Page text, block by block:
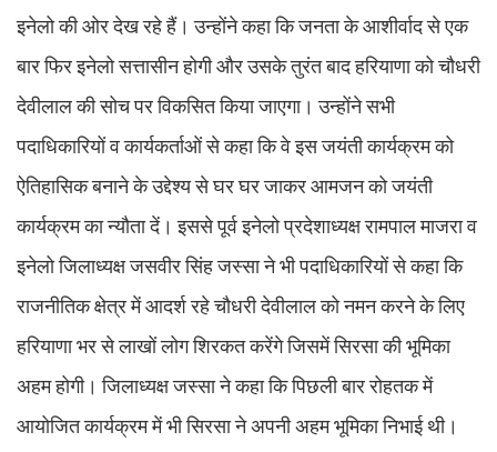
इनेलो की ओर देख रहे हैं। उन्होंने कहा कि जनता के आशीर्वाद से एक
बार फिर इनेलो सत्तासीन होगी और उसके तुरंत बाद हरियाणा को चौधरी
देवीलाल की सोच पर विकसित किया जाएगा। उन्होंने सभी
पदाधिकारियों व कार्यकर्ताओं से कहा कि वे इस जयंती कार्यक्रम को
ऐतिहासिक बनाने के उद्देश्य से घर घर जाकर आमजन को जयंती
कार्यक्रम का न्यौता दें। इससे पूर्व इनेलो प्रदेशाध्यक्ष रामपाल माजरा व
इनेलो जिलाध्यक्ष जसवीर सिंह जस्सा ने भी पदाधिकारियों से कहा कि
राजनीतिक क्षेत्र में आदर्श रहे चौधरी देवीलाल को नमन करने के लिए
हरियाणा भर से लाखों लोग शिरकत करेंगे जिसमें सिरसा की भूमिका
अहम होगी। जिलाध्यक्ष जस्सा ने कहा कि पिछली बार रोहतक में
आयोजित कार्यक्रम में भी सिरसा ने अपनी अहम भूमिका निभाई थी।